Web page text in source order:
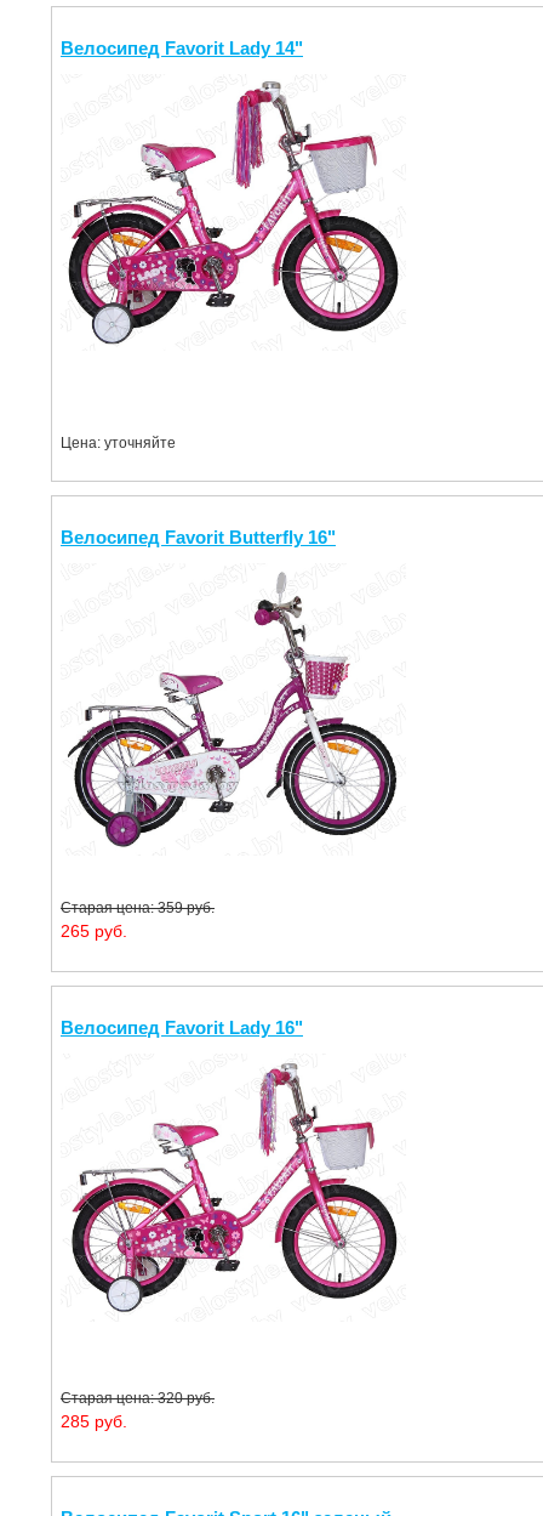
Велосипед Favorit Lady 14"
Цена: уточняйте
Велосипед Favorit Butterfly 16"
Старая цена: 359 руб.
265 руб.
Велосипед Favorit Lady 16"
Старая цена: 320 руб.
285 руб.